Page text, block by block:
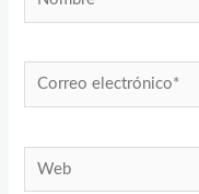
Correo
electrónico*
Web